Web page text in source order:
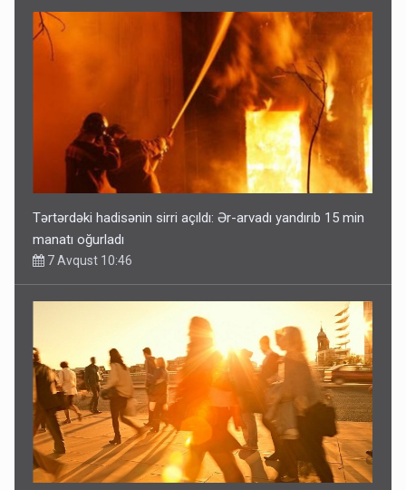
Tərtərdəki hadisənin sirri açıldı: Ər-arvadı yandırıb 15 min
manatı oğurladı
7 Avqust 10:46